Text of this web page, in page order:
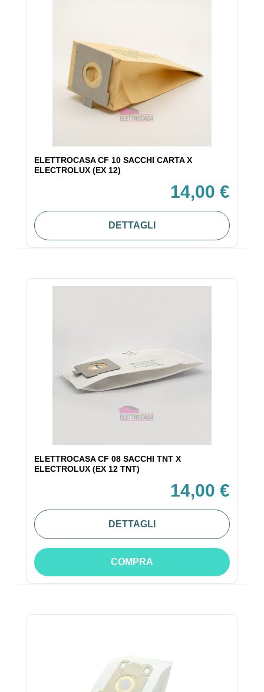
ELETTROCASA CF 10 SACCHI CARTA X
ELECTROLUX (EX 12)
14,00 €
DETTAGLI
ELETTROCASA CF 08 SACCHI TNT X
ELECTROLUX (EX 12 TNT)
14,00 €
DETTAGLI
COMPRA